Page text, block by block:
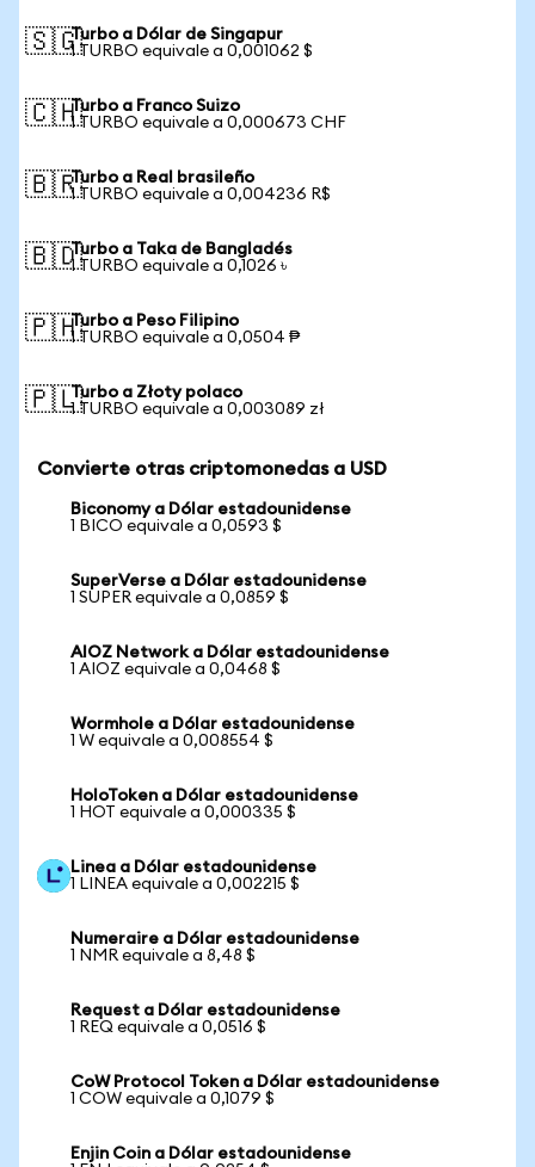
🇸🇬Turbo a Dólar de Singapur
1 TURBO equivale a 0,001062 $
🇨🇭Turbo a Franco Suizo
1 TURBO equivale a 0,000673 CHF
🇧🇷Turbo a Real brasileño
1 TURBO equivale a 0,004236 R$
🇧🇩Turbo a Taka de Bangladés
1 TURBO equivale a 0,1026 ৳
🇵🇭Turbo a Peso Filipino
1 TURBO equivale a 0,0504 ₱
🇵🇱Turbo a Złoty polaco
1 TURBO equivale a 0,003089 zł
Convierte otras criptomonedas a USD
Biconomy a Dólar estadounidense
1 BICO equivale a 0,0593 $
SuperVerse a Dólar estadounidense
1 SUPER equivale a 0,0859 $
AIOZ Network a Dólar estadounidense
1 AIOZ equivale a 0,0468 $
Wormhole a Dólar estadounidense
1 W equivale a 0,008554 $
HoloToken a Dólar estadounidense
1 HOT equivale a 0,000335 $
Linea a Dólar estadounidense
1 LINEA equivale a 0,002215 $
Numeraire a Dólar estadounidense
1 NMR equivale a 8,48 $
Request a Dólar estadounidense
1 REQ equivale a 0,0516 $
CoW Protocol Token a Dólar estadounidense
1 COW equivale a 0,1079 $
Enjin Coin a Dólar estadounidense